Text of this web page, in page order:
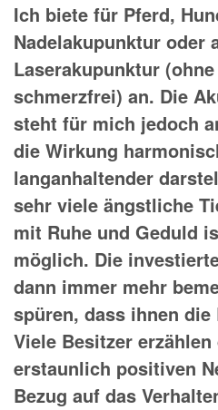
Ich biete für Pferd,
Nadelakupunktur oder
Laserakupunktur
schmerzfrei) an. Die
steht für mich jedoch
die Wirkung
langanhaltender
sehr viele ängstliche
mit Ruhe und Geduld
möglich. Die
dann immer mehr
spüren, dass ihnen
Viele Besitzer
erstaunlich positiven
Bezug auf das